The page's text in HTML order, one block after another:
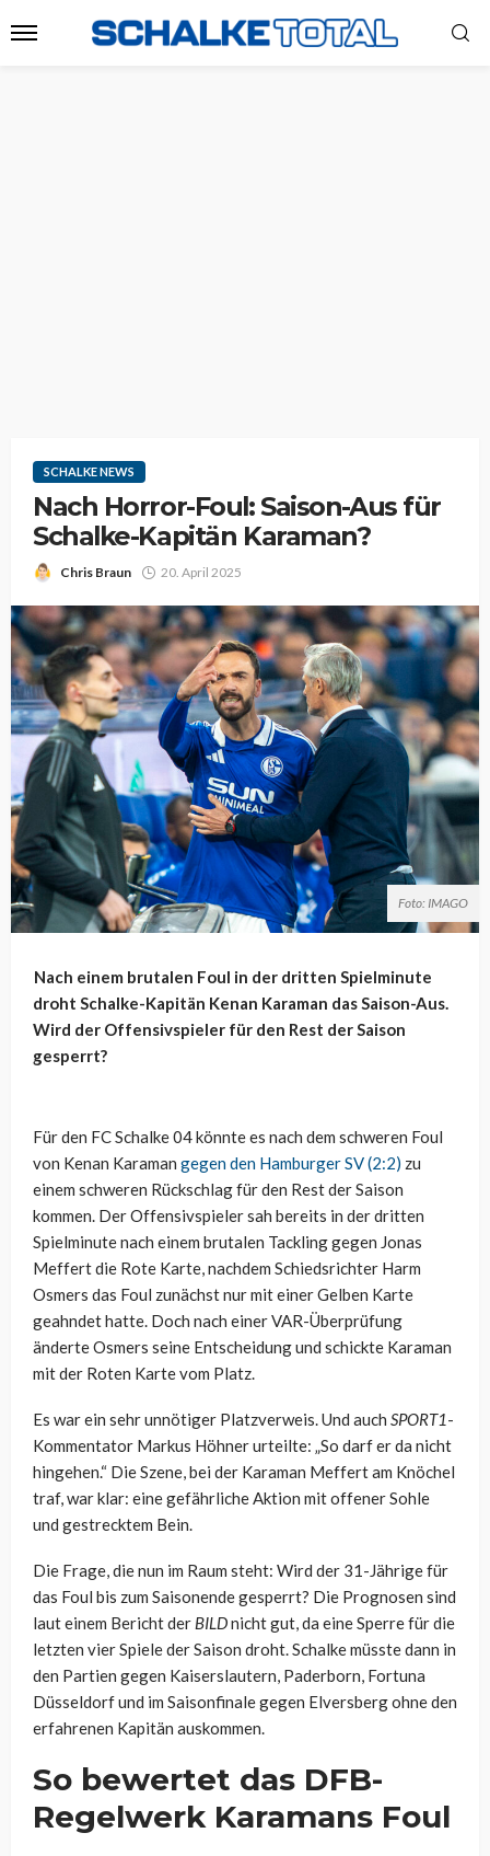
SCHALKE NEWS
Nach Horror-Foul: Saison-Aus für
Schalke-Kapitän Karaman?
Chris Braun 20. April 2025
Foto: IMAGO
Nach einem brutalen Foul in der dritten Spielminute
droht Schalke-Kapitän Kenan Karaman das Saison-Aus.
Wird der Offensivspieler für den Rest der Saison
gesperrt?
Für den FC Schalke 04 könnte es nach dem schweren Foul
von Kenan Karaman gegen den Hamburger SV (2:2) zu
einem schweren Rückschlag für den Rest der Saison
kommen. Der Offensivspieler sah bereits in der dritten
Spielminute nach einem brutalen Tackling gegen Jonas
Meffert die Rote Karte, nachdem Schiedsrichter Harm
Osmers das Foul zunächst nur mit einer Gelben Karte
geahndet hatte. Doch nach einer VAR-Überprüfung
änderte Osmers seine Entscheidung und schickte Karaman
mit der Roten Karte vom Platz.
Es war ein sehr unnötiger Platzverweis. Und auch SPORT1-
Kommentator Markus Höhner urteilte: „So darf er da nicht
hingehen.“ Die Szene, bei der Karaman Meffert am Knöchel
traf, war klar: eine gefährliche Aktion mit offener Sohle
und gestrecktem Bein.
Die Frage, die nun im Raum steht: Wird der 31-Jährige für
das Foul bis zum Saisonende gesperrt? Die Prognosen sind
laut einem Bericht der BILDnicht gut, da eine Sperre für die
letzten vier Spiele der Saison droht. Schalke müsste dann in
den Partien gegen Kaiserslautern, Paderborn, Fortuna
Düsseldorf und im Saisonfinale gegen Elversberg ohne den
erfahrenen Kapitän auskommen.
So bewertet das DFB-
Regelwerk Karamans Foul